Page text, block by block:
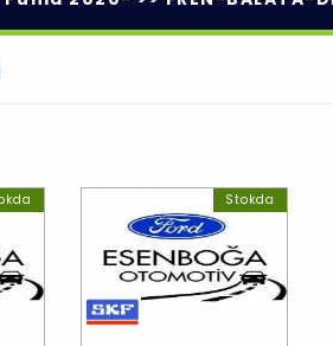
Stokda